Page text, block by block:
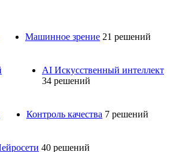
Машинное зрение 21 решений
AI Искусственный интеллект
34 решений
Контроль качества 7 решений
40 решений